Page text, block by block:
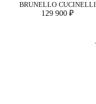
BRUNELLO CUCINELLI
129 900 ₽